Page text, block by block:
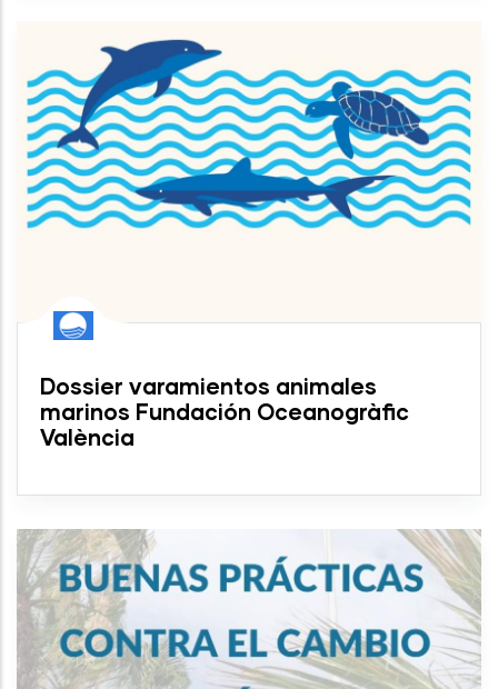
Dossier varamientos animales
marinos Fundación Oceanogràfic
València